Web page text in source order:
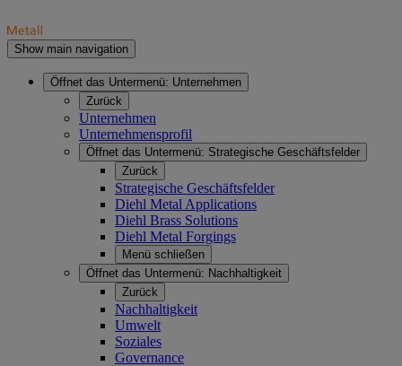
Show main navigation
Öffnet das Untermenü: Unternehmen
Zurück
Unternehmen
Unternehmensprofil
Öffnet das Untermenü: Strategische Geschäftsfelder
Zurück
Strategische Geschäftsfelder
Diehl Metal Applications
Diehl Brass Solutions
Diehl Metal Forgings
Menü schließen
Öffnet das Untermenü: Nachhaltigkeit
Zurück
Nachhaltigkeit
Umwelt
Soziales
Governance